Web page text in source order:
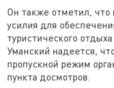
Он также отметил, что
усилия для
туристического
Уманский надеется,
пропускной режим
пункта досмотров.